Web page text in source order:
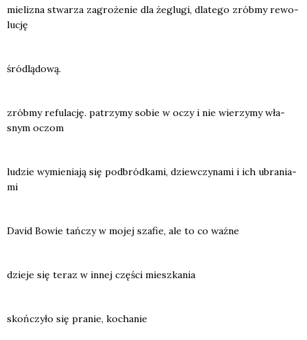
mie­li­zna stwa­rza zagro­że­nie dla żeglu­gi, dla­te­go zrób­my rewo­
lu­cję
śród­lą­do­wą.
zrób­my refu­la­cję. patrzy­my sobie w oczy i nie wie­rzy­my wła­
snym oczom
ludzie wymie­nia­ją się pod­bród­ka­mi, dziew­czy­na­mi i ich ubra­nia­
mi
David Bowie tań­czy w mojej sza­fie, ale to co waż­ne
dzie­je się teraz w innej czę­ści miesz­ka­nia
skoń­czy­ło się pra­nie, kocha­nie